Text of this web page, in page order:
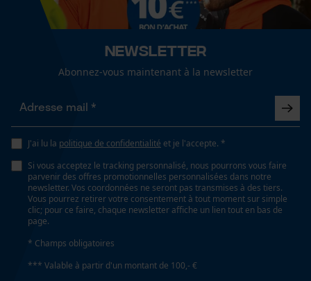
Newsletter
Abonnez-vous maintenant à la newsletter
J'ai lu la politique de confidentialité et je l'accepte. *
Si vous acceptez le tracking personnalisé, nous pourrons vous faire
parvenir des offres promotionnelles personnalisées dans notre
newsletter. Vos coordonnées ne seront pas transmises à des tiers.
Vous pourrez retirer votre consentement à tout moment sur simple
clic; pour ce faire, chaque newsletter affiche un lien tout en bas de
page.
* Champs obligatoires
*** Valable à partir d'un montant de 100,- €